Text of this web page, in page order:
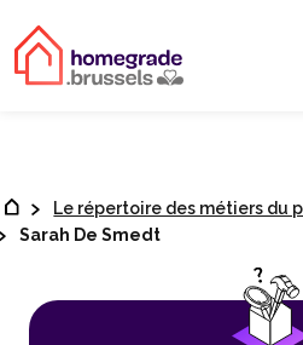
Le répertoire des métiers du
Sarah De Smedt